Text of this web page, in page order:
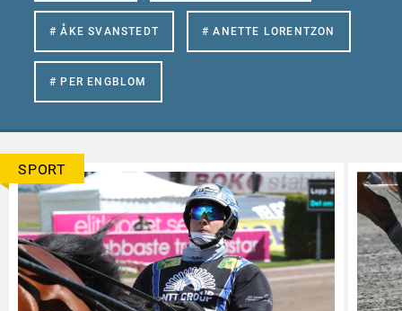
# ÅKE SVANSTEDT # ANETTE LORENTZON
# PER ENGBLOM
SPORT